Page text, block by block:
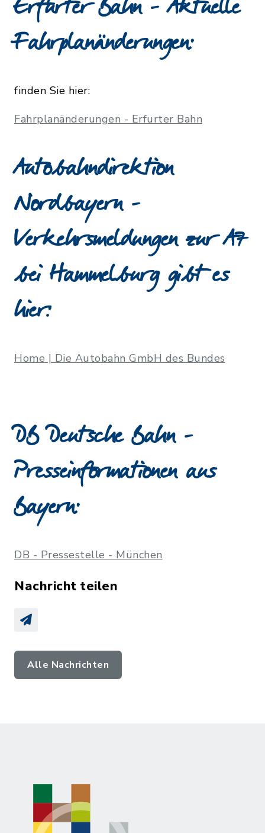
Erfurter Bahn - Aktuelle
Fahrplanänderungen:
finden Sie hier:
Fahrplanänderungen - Erfurter Bahn
Autobahndirektion
Nordbayern -
Verkehrsmeldungen zur A7
bei Hammelburg gibt es
hier:
Home | Die Autobahn GmbH des Bundes
DB Deutsche Bahn -
Presseinformationen aus
Bayern:
DB - Pressestelle - München
Nachricht teilen
Alle Nachrichten